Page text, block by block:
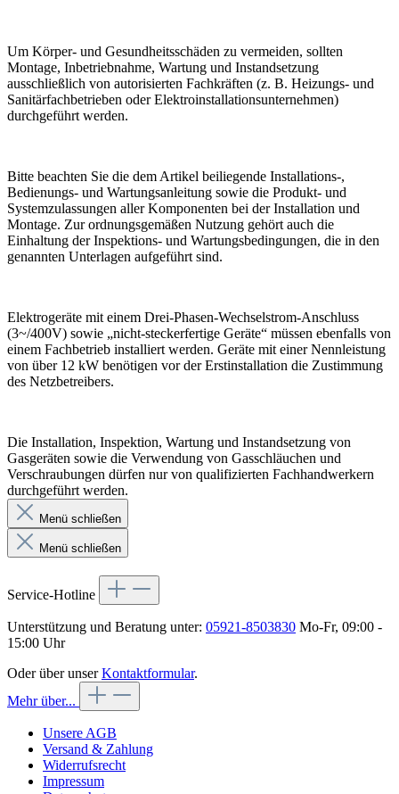
Um Körper- und Gesundheitsschäden zu vermeiden, sollten
Montage, Inbetriebnahme, Wartung und Instandsetzung
ausschließlich von autorisierten Fachkräften (z. B. Heizungs- und
Sanitärfachbetrieben oder Elektroinstallationsunternehmen)
durchgeführt werden.
Bitte beachten Sie die dem Artikel beiliegende Installations-,
Bedienungs- und Wartungsanleitung sowie die Produkt- und
Systemzulassungen aller Komponenten bei der Installation und
Montage. Zur ordnungsgemäßen Nutzung gehört auch die
Einhaltung der Inspektions- und Wartungsbedingungen, die in den
genannten Unterlagen aufgeführt sind.
Elektrogeräte mit einem Drei-Phasen-Wechselstrom-Anschluss
(3~/400V) sowie „nicht-steckerfertige Geräte“ müssen ebenfalls von
einem Fachbetrieb installiert werden. Geräte mit einer Nennleistung
von über 12 kW benötigen vor der Erstinstallation die Zustimmung
des Netzbetreibers.
Die Installation, Inspektion, Wartung und Instandsetzung von
Gasgeräten sowie die Verwendung von Gasschläuchen und
Verschraubungen dürfen nur von qualifizierten Fachhandwerkern
durchgeführt werden.
Menü schließen
Menü schließen
Service-Hotline
Unterstützung und Beratung unter: 05921-8503830 Mo-Fr, 09:00 -
15:00 Uhr
Oder über unserKontaktformular.
Mehr über...
Unsere AGB
Versand & Zahlung
Widerrufsrecht
Impressum